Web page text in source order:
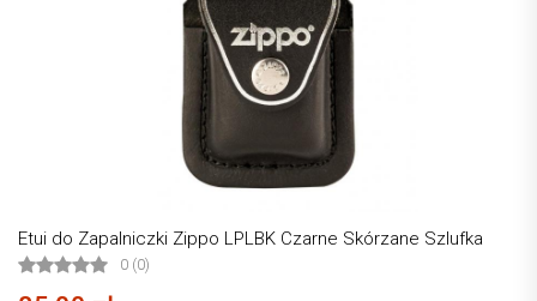
Etui do Zapalniczki Zippo LPLBK Czarne Skórzane Szlufka
0 (0)